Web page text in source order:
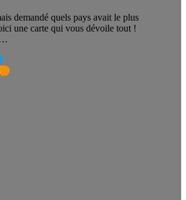
demandé quels pays avait le plus
une carte qui vous dévoile tout !